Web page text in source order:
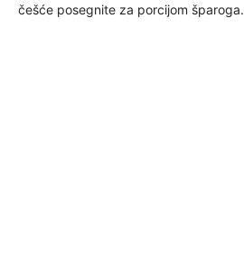
češće posegnite za porcijom šparoga.